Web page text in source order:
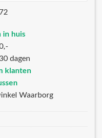
in huis
dagen
klanten
Waarborg